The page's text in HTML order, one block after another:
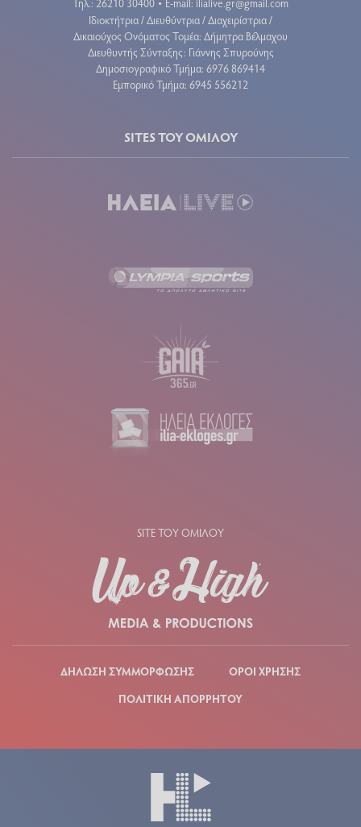
Τηλ.: 26210 30400 • E-mail: ilialive.gr@gmail.com
Ιδιοκτήτρια / Διευθύντρια / Διαχειρίστρια /
Δικαιούχος Ονόματος Τομέα: Δήμητρα Βέλμαχου
Διευθυντής Σύνταξης: Γιάννης Σπυρούνης
Δημοσιογραφικό Τμήμα: 6976 869414
Εμπορικό Τμήμα: 6945 556212
SITES ΤΟΥ ΟΜΙΛΟΥ
SITE ΤΟΥ ΟΜΙΛΟΥ
ΔΗΛΩΣΗ ΣΥΜΜΟΡΦΩΣΗΣ
ΟΡΟΙ ΧΡΗΣΗΣ
ΠΟΛΙΤΙΚΗ ΑΠΟΡΡΗΤΟΥ